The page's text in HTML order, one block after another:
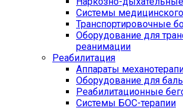
Системы
Транспортировочные
Оборудование для
реанимации
Реабилитация
Аппараты
Оборудование для
Реабилитационные
Системы БОС-терапии